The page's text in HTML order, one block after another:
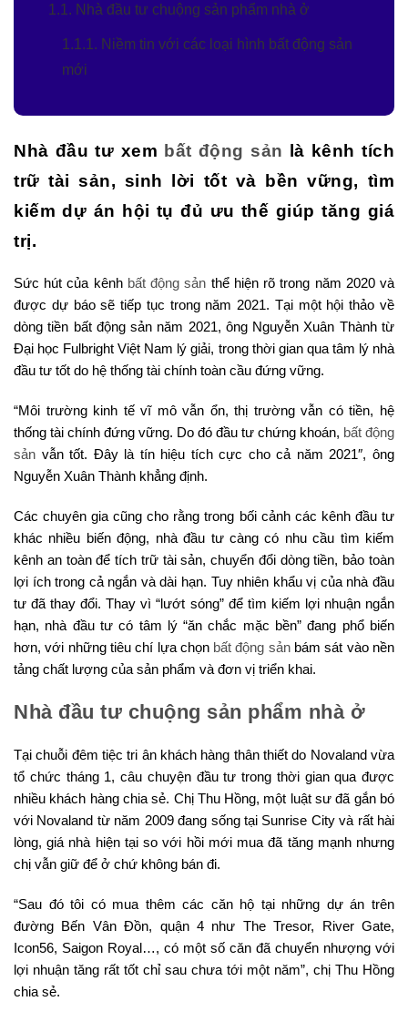
1.1. Nhà đầu tư chuộng sản phẩm nhà ở
1.1.1. Niềm tin với các loại hình bất động sản
mới
Nhà đầu tư xem bất động sản là kênh tích
trữ tài sản, sinh lời tốt và bền vững, tìm
kiếm dự án hội tụ đủ ưu thế giúp tăng giá
trị.
Sức hút của kênh bất động sản thể hiện rõ trong năm 2020 và
được dự báo sẽ tiếp tục trong năm 2021. Tại một hội thảo về
dòng tiền bất động sản năm 2021, ông Nguyễn Xuân Thành từ
Đại học Fulbright Việt Nam lý giải, trong thời gian qua tâm lý nhà
đầu tư tốt do hệ thống tài chính toàn cầu đứng vững.
“Môi trường kinh tế vĩ mô vẫn ổn, thị trường vẫn có tiền, hệ
thống tài chính đứng vững. Do đó đầu tư chứng khoán, bất động
sản vẫn tốt. Đây là tín hiệu tích cực cho cả năm 2021″, ông
Nguyễn Xuân Thành khẳng định.
Các chuyên gia cũng cho rằng trong bối cảnh các kênh đầu tư
khác nhiều biến động, nhà đầu tư càng có nhu cầu tìm kiếm
kênh an toàn để tích trữ tài sản, chuyển đổi dòng tiền, bảo toàn
lợi ích trong cả ngắn và dài hạn. Tuy nhiên khẩu vị của nhà đầu
tư đã thay đổi. Thay vì “lướt sóng” để tìm kiếm lợi nhuận ngắn
hạn, nhà đầu tư có tâm lý “ăn chắc mặc bền” đang phổ biến
hơn, với những tiêu chí lựa chọn bất động sảnbám sát vào nền
tảng chất lượng của sản phẩm và đơn vị triển khai.
Nhà đầu tư chuộng sản phẩm nhà ở
Tại chuỗi đêm tiệc tri ân khách hàng thân thiết do Novaland vừa
tổ chức tháng 1, câu chuyện đầu tư trong thời gian qua được
nhiều khách hàng chia sẻ. Chị Thu Hồng, một luật sư đã gắn bó
với Novaland từ năm 2009 đang sống tại Sunrise City và rất hài
lòng, giá nhà hiện tại so với hồi mới mua đã tăng mạnh nhưng
chị vẫn giữ để ở chứ không bán đi.
“Sau đó tôi có mua thêm các căn hộ tại những dự án trên
đường Bến Vân Đồn, quận 4 như The Tresor, River Gate,
Icon56, Saigon Royal…, có một số căn đã chuyển nhượng với
lợi nhuận tăng rất tốt chỉ sau chưa tới một năm”, chị Thu Hồng
chia sẻ.